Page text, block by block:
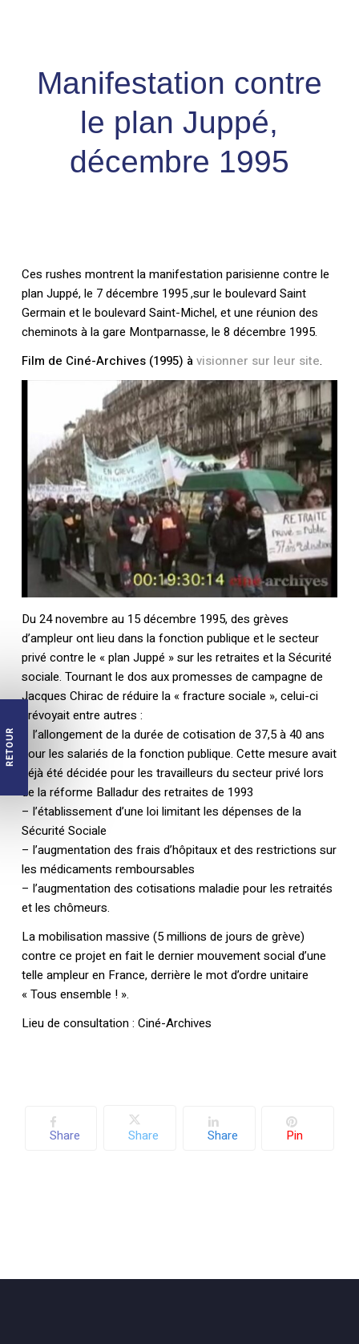
RETOUR
Manifestation contre
le plan Juppé,
décembre 1995
Ces rushes montrent la manifestation parisienne contre le
plan Juppé, le 7 décembre 1995 ,sur le boulevard Saint
Germain et le boulevard Saint-Michel, et une réunion des
cheminots à la gare Montparnasse, le 8 décembre 1995.
Film de Ciné-Archives (1995) àvisionner sur leur site.
Du 24 novembre au 15 décembre 1995, des grèves
d’ampleur ont lieu dans la fonction publique et le secteur
privé contre le « plan Juppé » sur les retraites et la Sécurité
sociale. Tournant le dos aux promesses de campagne de
Jacques Chirac de réduire la « fracture sociale », celui-ci
prévoyait entre autres :
– l’allongement de la durée de cotisation de 37,5 à 40 ans
pour les salariés de la fonction publique. Cette mesure avait
déjà été décidée pour les travailleurs du secteur privé lors
de la réforme Balladur des retraites de 1993
– l’établissement d’une loi limitant les dépenses de la
Sécurité Sociale
– l’augmentation des frais d’hôpitaux et des restrictions sur
les médicaments remboursables
– l’augmentation des cotisations maladie pour les retraités
et les chômeurs.
La mobilisation massive (5 millions de jours de grève)
contre ce projet en fait le dernier mouvement social d’une
telle ampleur en France, derrière le mot d’ordre unitaire
« Tous ensemble ! ».
Lieu de consultation : Ciné-Archives
Share Share Share Pin